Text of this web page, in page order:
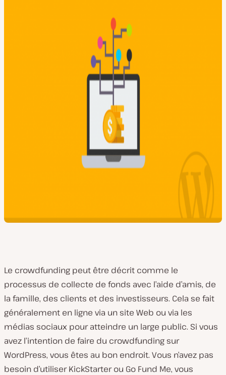
Le crowdfunding peut être décrit comme le
processus de collecte de fonds avec l’aide d’amis, de
la famille, des clients et des investisseurs. Cela se fait
généralement en ligne via un site Web ou via les
médias sociaux pour atteindre un large public. Si vous
avez l’intention de faire du crowdfunding sur
WordPress, vous êtes au bon endroit. Vous n’avez pas
besoin d’utiliser KickStarter ou Go Fund Me, vous